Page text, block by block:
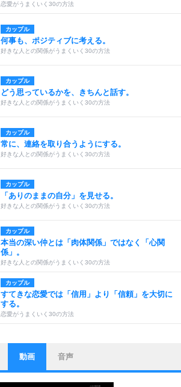
恋愛がうまくいく30の方法
カップル
何事も、ポジティブに考える。
好きな人との関係がうまくいく30の方法
カップル
どう思っているかを、きちんと話す。
好きな人との関係がうまくいく30の方法
カップル
常に、連絡を取り合うようにする。
好きな人との関係がうまくいく30の方法
カップル
「ありのままの自分」を見せる。
好きな人との関係がうまくいく30の方法
カップル
本当の深い仲とは「肉体関係」ではなく「心関
係」。
好きな人との関係がうまくいく30の方法
カップル
すてきな恋愛では「信用」より「信頼」を大切に
する。
恋愛がうまくいく30の方法
ストレス対策
他人と比べない。
いっそのこと、他人を見ない。
動画 音声